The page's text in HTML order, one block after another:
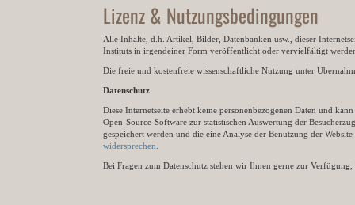
Lizenz & Nutzungsbedingungen
Alle Inhalte, d.h. Artikel, Bilder, Datenbanken usw., dieser
Instituts in irgendeiner Form veröffentlicht oder vervielfältigt
Die freie und kostenfreie wissenschaftliche Nutzung unter
Datenschutz
Diese Internetseite erhebt keine personenbezogenen Daten und
Open-Source-Software zur statistischen Auswertung der
gespeichert werden und die eine Analyse der Benutzung der
widersprechen
Bei Fragen zum Datenschutz stehen wir Ihnen gerne zur